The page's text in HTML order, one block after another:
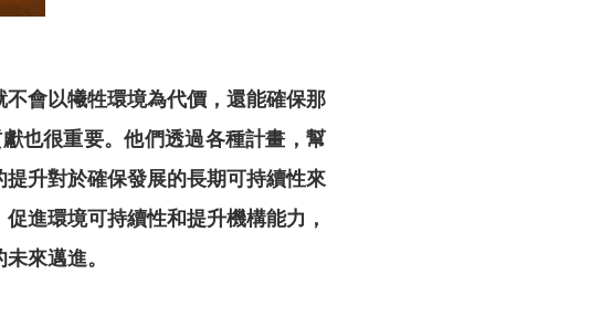
會以犧牲環境為代價，還能確保那
也很重要。他們透過各種計畫，幫
升對於確保發展的長期可持續性來
進環境可持續性和提升機構能⼒，
來邁進。